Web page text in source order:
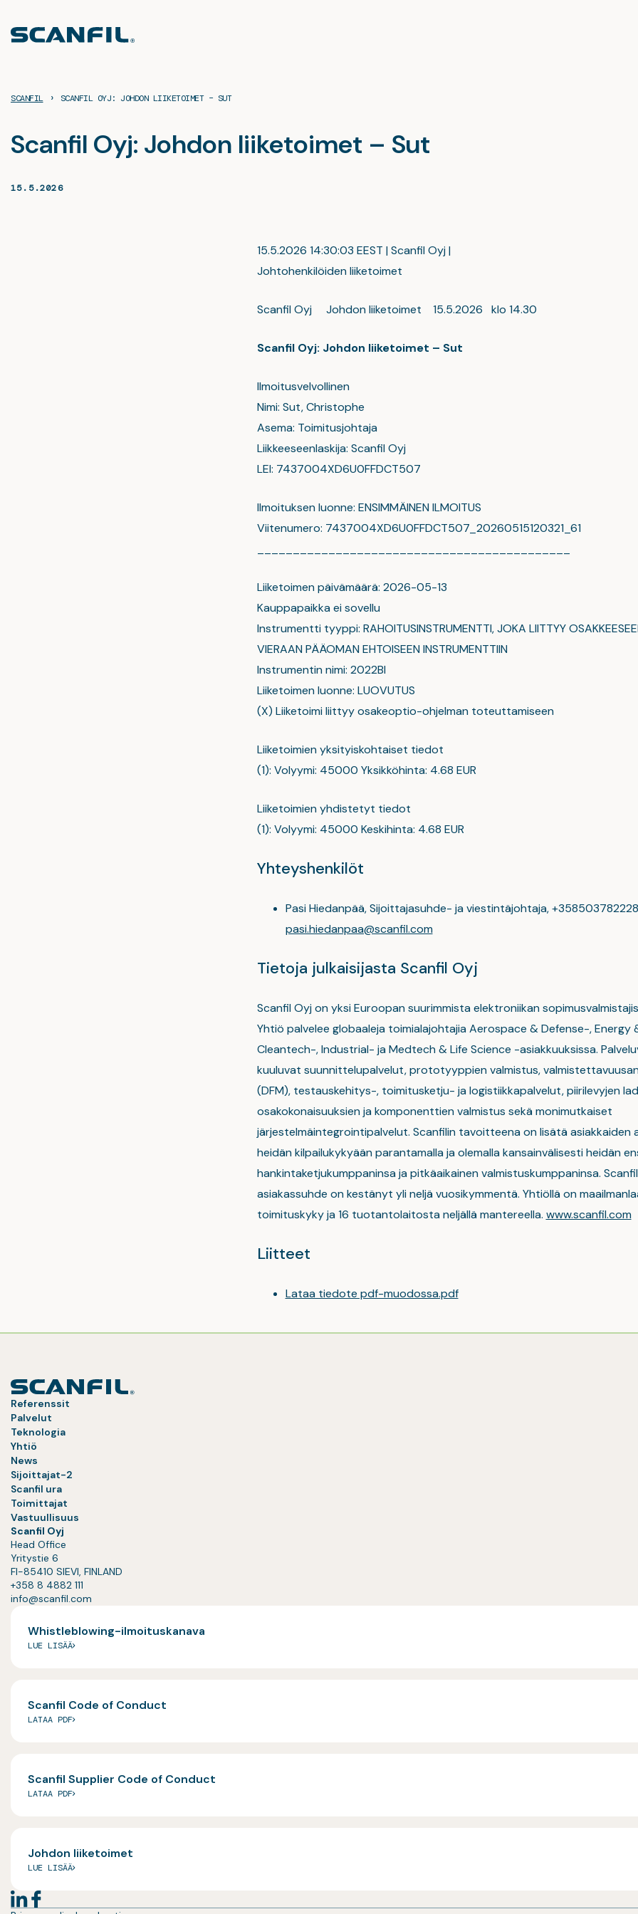
sisältöön
SCANFIL › SCANFIL OYJ: JOHDON LIIKETOIMET – SUT
Scanfil Oyj: Johdon liiketoimet – Sut
15.5.2026
15.5.2026 14:30:03 EEST | Scanfil Oyj |
Johtohenkilöiden liiketoimet
Scanfil Oyj Johdon liiketoimet 15.5.2026 klo 14.30
Scanfil Oyj: Johdon liiketoimet – Sut
Ilmoitusvelvollinen
Nimi: Sut, Christophe
Asema: Toimitusjohtaja
Liikkeeseenlaskija: Scanfil Oyj
LEI: 7437004XD6U0FFDCT507
Ilmoituksen luonne: ENSIMMÄINEN ILMOITUS
Viitenumero: 7437004XD6U0FFDCT507_20260515120321_61
Liiketoimen päivämäärä: 2026-05-13
Kauppapaikka ei sovellu
Instrumentti tyyppi: RAHOITUSINSTRUMENTTI, JOKA LIITTYY
VIERAAN PÄÄOMAN EHTOISEEN INSTRUMENTTIIN
Instrumentin nimi: 2022BI
Liiketoimen luonne: LUOVUTUS
(X) Liiketoimi liittyy osakeoptio-ohjelman toteuttamiseen
Liiketoimien yksityiskohtaiset tiedot
(1): Volyymi: 45000 Yksikköhinta: 4.68 EUR
Liiketoimien yhdistetyt tiedot
(1): Volyymi: 45000 Keskihinta: 4.68 EUR
Yhteyshenkilöt
Pasi Hiedanpää, Sijoittajasuhde- ja viestintäjohtaja,
pasi.hiedanpaa@scanfil.com
Tietoja julkaisijasta Scanfil Oyj
Scanfil Oyj on yksi Euroopan suurimmista elektroniikan
Yhtiö palvelee globaaleja toimialajohtajia Aerospace & Defense-, Energy
Cleantech-, Industrial- ja Medtech & Life Science -asiakkuuksissa.
kuuluvat suunnittelupalvelut, prototyyppien valmistus,
(DFM), testauskehitys-, toimitusketju- ja logistiikkapalvelut, piirilevyjen
osakokonaisuuksien ja komponenttien valmistus sekä monimutkaiset
järjestelmäintegrointipalvelut. Scanfilin tavoitteena on lisätä asiakkaiden
heidän kilpailukykyään parantamalla ja olemalla kansainvälisesti heidän
hankintaketjukumppaninsa ja pitkäaikainen valmistuskumppaninsa.
asiakassuhde on kestänyt yli neljä vuosikymmentä. Yhtiöllä on
toimituskyky ja 16 tuotantolaitosta neljällä mantereella. www.scanfil.com
Liitteet
Lataa tiedote pdf-muodossa.pdf
Referenssit
Palvelut
Teknologia
Yhtiö
News
Sijoittajat-2
Scanfil ura
Toimittajat
Vastuullisuus
Scanfil Oyj
Head Office
Yritystie 6
FI-85410 SIEVI, FINLAND
+358 8 4882 111
info@scanfil.com
Whistleblowing-ilmoituskanava
LUE LISÄÄ
Scanfil Code of Conduct
LATAA PDF
Scanfil Supplier Code of Conduct
LATAA PDF
Johdon liiketoimet
LUE LISÄÄ